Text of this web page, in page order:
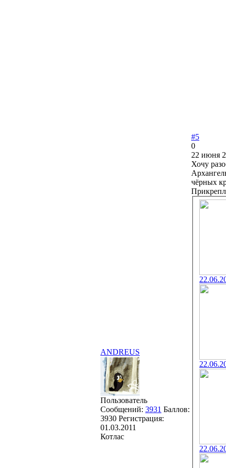
ANDREUS
Пользователь
Сообщений: 3931 Баллов:
3930 Регистрация:
01.03.2011
Котлас
#5
0
22 июня
Хочу
чёрных